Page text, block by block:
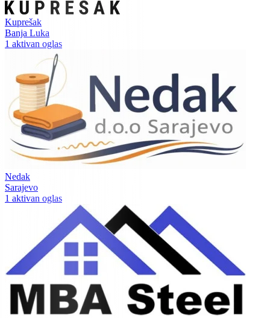
Kuprešak
Banja Luka
1 aktivan oglas
Nedak
Sarajevo
1 aktivan oglas